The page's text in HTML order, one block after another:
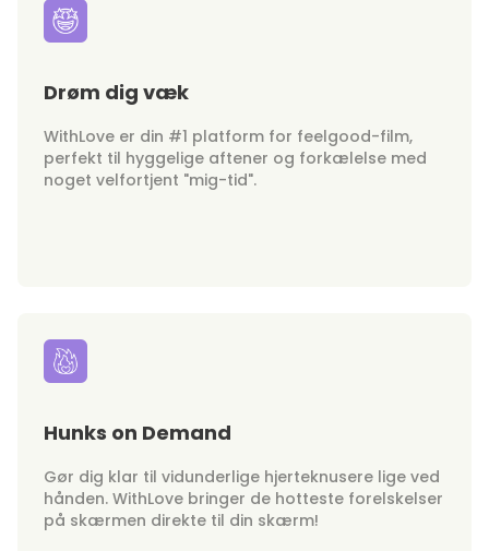
Drøm dig væk
WithLove er din #1 platform for feelgood-film,
perfekt til hyggelige aftener og forkælelse med
noget velfortjent "mig-tid".
Hunks on Demand
Gør dig klar til vidunderlige hjerteknusere lige ved
hånden. WithLove bringer de hotteste forelskelser
på skærmen direkte til din skærm!